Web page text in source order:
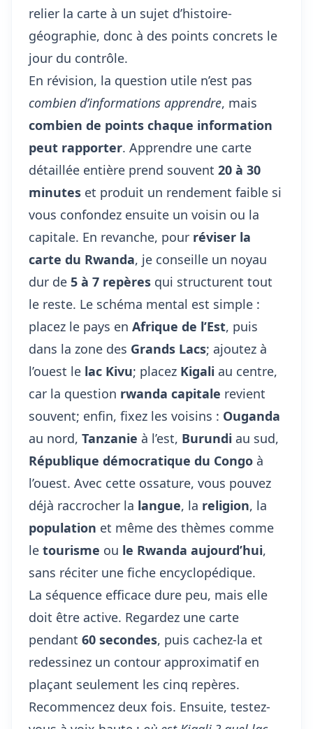
relier la carte à un sujet d’histoire-
géographie, donc à des points concrets le
jour du contrôle.
En révision, la question utile n’est pas
combien d’informations apprendre, mais
combien de points chaque information
peut rapporter. Apprendre une carte
détaillée entière prend souvent 20 à 30
minutes et produit un rendement faible si
vous confondez ensuite un voisin ou la
capitale. En revanche, pour réviser la
carte du Rwanda, je conseille un noyau
dur de 5 à 7 repères qui structurent tout
le reste. Le schéma mental est simple :
placez le pays en Afrique de l’Est, puis
dans la zone des Grands Lacs; ajoutez à
l’ouest le lac Kivu; placez Kigali au centre,
car la question rwanda capitale revient
souvent; enfin, fixez les voisins : Ouganda
au nord, Tanzanie à l’est, Burundi au sud,
République démocratique du Congo à
l’ouest. Avec cette ossature, vous pouvez
déjà raccrocher la langue, la religion, la
population et même des thèmes comme
le tourisme ou le Rwanda aujourd’hui,
sans réciter une fiche encyclopédique.
La séquence efficace dure peu, mais elle
doit être active. Regardez une carte
pendant 60 secondes, puis cachez-la et
redessinez un contour approximatif en
plaçant seulement les cinq repères.
Recommencez deux fois. Ensuite, testez-